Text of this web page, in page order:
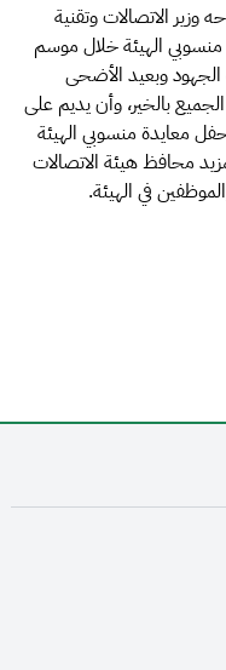
وزير الاتصالات وتقنية
الهيئة خلال موسم
الجهود وبعيد الأضحى
بالخير، وأن يديم على
معايدة منسوبي الهيئة
محافظ هيئة الاتصالات
في الهيئة.